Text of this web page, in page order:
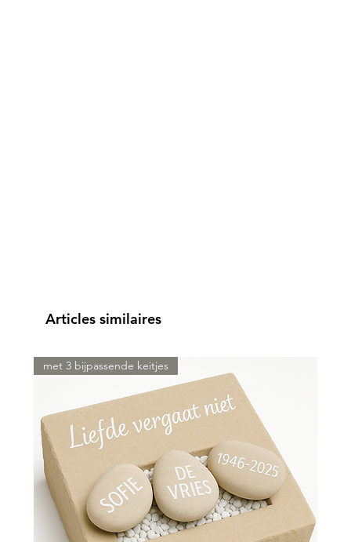
Articles similaires
met 3 bijpassende keitjes